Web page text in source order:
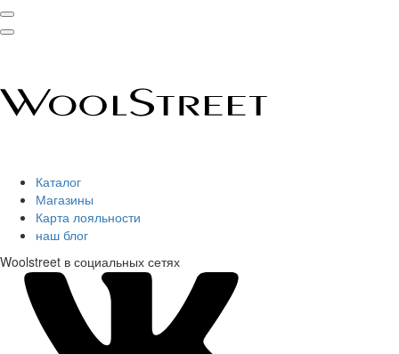
Каталог
Магазины
Карта лояльности
наш блог
Woolstreet в социальных сетях